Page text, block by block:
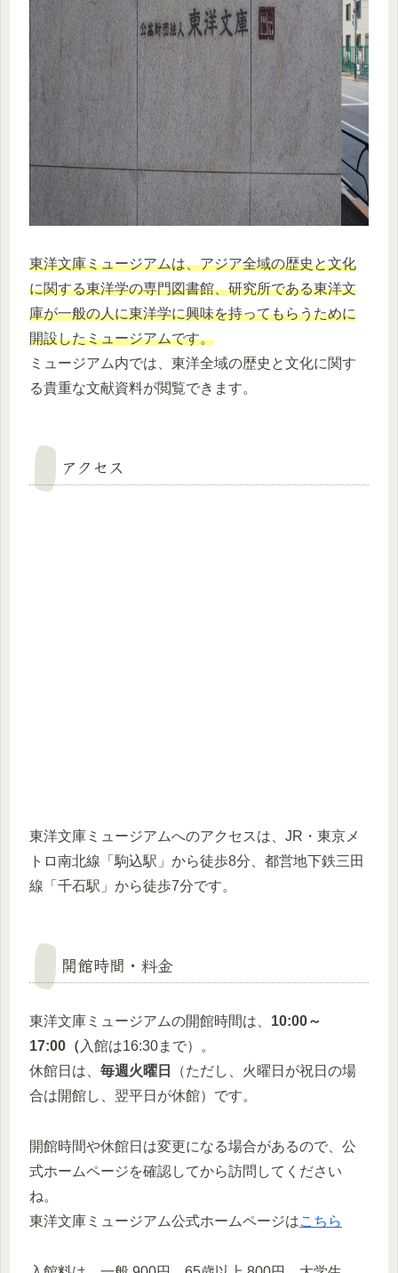
東洋文庫ミュージアムは、アジア全域の歴史と文化
に関する東洋学の専門図書館、研究所である東洋文
庫が一般の人に東洋学に興味を持ってもらうために
開設したミュージアムです。
ミュージアム内では、東洋全域の歴史と文化に関す
る貴重な文献資料が閲覧できます。
アクセス
東洋文庫ミュージアムへのアクセスは、JR・東京メ
トロ南北線「駒込駅」から徒歩8分、都営地下鉄三田
線「千石駅」から徒歩7分です。
開館時間・料金
東洋文庫ミュージアムの開館時間は、 10:00～
17:00（ 入館は16:30まで）。
休館日は、 毎週火曜日
（ただし、火曜日が祝日の場
合は開館し、翌平日が休館）です。
開館時間や休館日は変更になる場合があるので、公
式ホームページを確認してから訪問してください
ね。
東洋文庫ミュージアム公式ホームページはこちら